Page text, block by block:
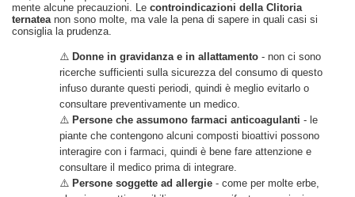
mente alcune precauzioni. Le controindicazioni della Clitoria
ternatea non sono molte, ma vale la pena di sapere in quali casi si
consiglia la prudenza.
⚠️ Donne in gravidanza e in allattamento - non ci sono
ricerche sufficienti sulla sicurezza del consumo di questo
infuso durante questi periodi, quindi è meglio evitarlo o
consultare preventivamente un medico.
⚠️ Persone che assumono farmaci anticoagulanti - le
piante che contengono alcuni composti bioattivi possono
interagire con i farmaci, quindi è bene fare attenzione e
consultare il medico prima di integrare.
⚠️ Persone soggette ad allergie - come per molte erbe,